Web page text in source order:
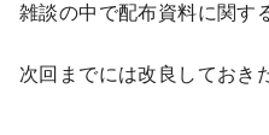
雑談の中で配布資料に関す
次回までには改良しておき